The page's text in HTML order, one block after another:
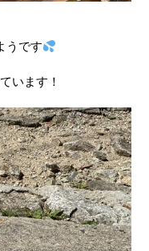
うです
います！